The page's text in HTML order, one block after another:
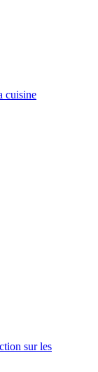
cuisine
sur les